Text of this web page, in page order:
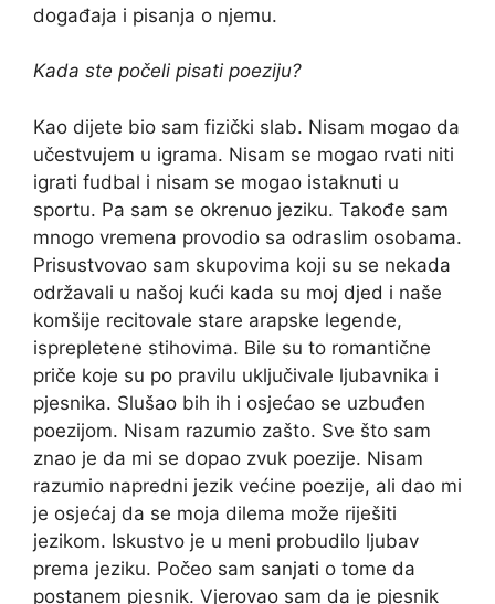
događaja i pisanja o njemu.
Kada ste počeli pisati poeziju?
Kao dijete bio sam fizički slab. Nisam mogao da
učestvujem u igrama. Nisam se mogao rvati niti
igrati fudbal i nisam se mogao istaknuti u
sportu. Pa sam se okrenuo jeziku. Takođe sam
mnogo vremena provodio sa odraslim osobama.
Prisustvovao sam skupovima koji su se nekada
održavali u našoj kući kada su moj djed i naše
komšije recitovale stare arapske legende,
isprepletene stihovima. Bile su to romantične
priče koje su po pravilu uključivale ljubavnika i
pjesnika. Slušao bih ih i osjećao se uzbuđen
poezijom. Nisam razumio zašto. Sve što sam
znao je da mi se dopao zvuk poezije. Nisam
razumio napredni jezik većine poezije, ali dao mi
je osjećaj da se moja dilema može riješiti
jezikom. Iskustvo je u meni probudilo ljubav
prema jeziku. Počeo sam sanjati o tome da
postanem pjesnik. Vjerovao sam da je pjesnik